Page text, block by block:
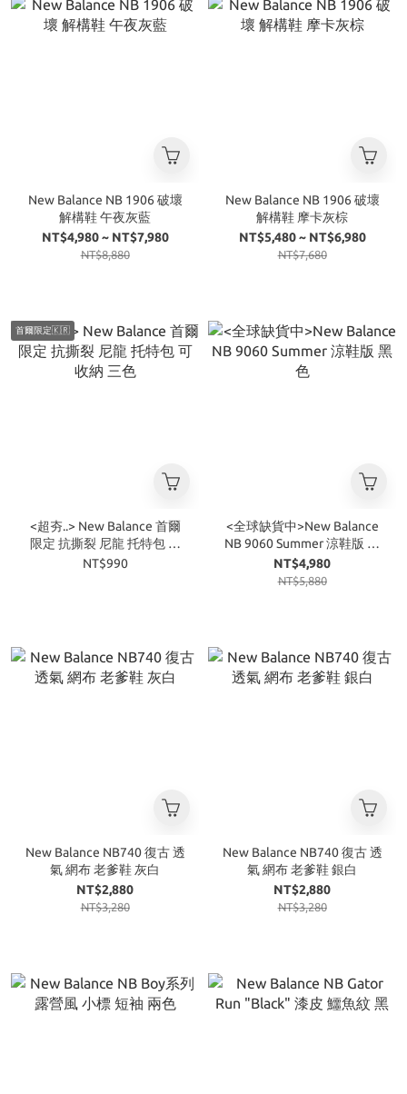
New Balance NB 1906 破壞
解構鞋 午夜灰藍
NT$4,980 ~ NT$7,980
NT$8,880
New Balance NB 1906 破壞
解構鞋 摩卡灰棕
NT$5,480 ~ NT$6,980
NT$7,680
首爾限定🇰🇷
<超夯..> New Balance 首爾
限定 抗撕裂 尼龍 托特包 可
收納 三色
NT$990
<全球缺貨中>New Balance
NB 9060 Summer 涼鞋版 黑
色
NT$4,980
NT$5,880
New Balance NB740 復古 透
氣 網布 老爹鞋 灰白
NT$2,880
NT$3,280
New Balance NB740 復古 透
氣 網布 老爹鞋 銀白
NT$2,880
NT$3,280